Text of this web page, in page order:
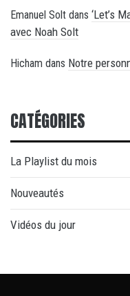
Emanuel Solt dans ‘Let’s
avec Noah Solt
Hicham dans Notre
CATÉGORIES
La Playlist du mois
Nouveautés
Vidéos du jour